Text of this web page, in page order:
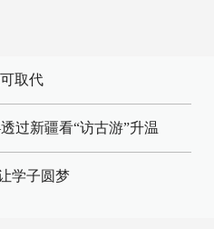
取代
过新疆看“访古游”升温
学子圆梦